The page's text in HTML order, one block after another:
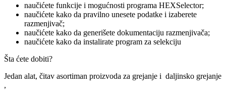
naučićete funkcije i mogućnosti programa HEXSelector;
naučićete kako da pravilno unesete podatke i izaberete
razmenjivač;
naučićete kako da generišete dokumentaciju razmenjivača;
naučićete kako da instalirate program za selekciju
Šta ćete dobiti?
Jedan alat, čitav asortiman proizvoda za grejanje i daljinsko grejanje
,